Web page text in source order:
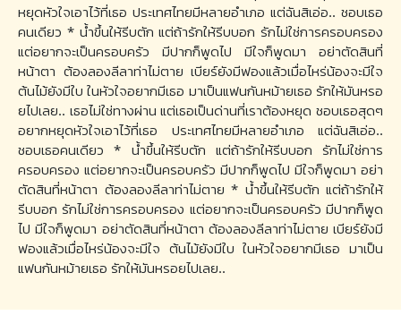
หยุดหัวใจเอาไว้ที่เธอ ประเทศไทยมีหลายอำเภอ แต่ฉันสิเอ่อ.. ชอบเธอ
คนเดียว * น้ำขึ้นให้รีบตัก แต่ถ้ารักให้รีบบอก รักไม่ใช่การครอบครอง
แต่อยากจะเป็นครอบครัว มีปากก็พูดไป มีใจก็พูดมา อย่าตัดสินที่
หน้าตา ต้องลองลีลาท่าไม่ตาย เบียร์ยังมีฟองแล้วเมื่อไหร่น้องจะมีใจ
ต้นไม้ยังมีใบ ในหัวใจอยากมีเธอ มาเป็นแฟนกันหม้ายเธอ รักให้มันหรอ
ยไปเลย.. เธอไม่ใช่ทางผ่าน แต่เธอเป็นด่านที่เราต้องหยุด ชอบเธอสุดๆ
อยากหยุดหัวใจเอาไว้ที่เธอ ประเทศไทยมีหลายอำเภอ แต่ฉันสิเอ่อ..
ชอบเธอคนเดียว * น้ำขึ้นให้รีบตัก แต่ถ้ารักให้รีบบอก รักไม่ใช่การ
ครอบครอง แต่อยากจะเป็นครอบครัว มีปากก็พูดไป มีใจก็พูดมา อย่า
ตัดสินที่หน้าตา ต้องลองลีลาท่าไม่ตาย * น้ำขึ้นให้รีบตัก แต่ถ้ารักให้
รีบบอก รักไม่ใช่การครอบครอง แต่อยากจะเป็นครอบครัว มีปากก็พูด
ไป มีใจก็พูดมา อย่าตัดสินที่หน้าตา ต้องลองลีลาท่าไม่ตาย เบียร์ยังมี
ฟองแล้วเมื่อไหร่น้องจะมีใจ ต้นไม้ยังมีใบ ในหัวใจอยากมีเธอ มาเป็น
แฟนกันหม้ายเธอ รักให้มันหรอยไปเลย..